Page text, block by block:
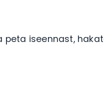
peta iseennast,